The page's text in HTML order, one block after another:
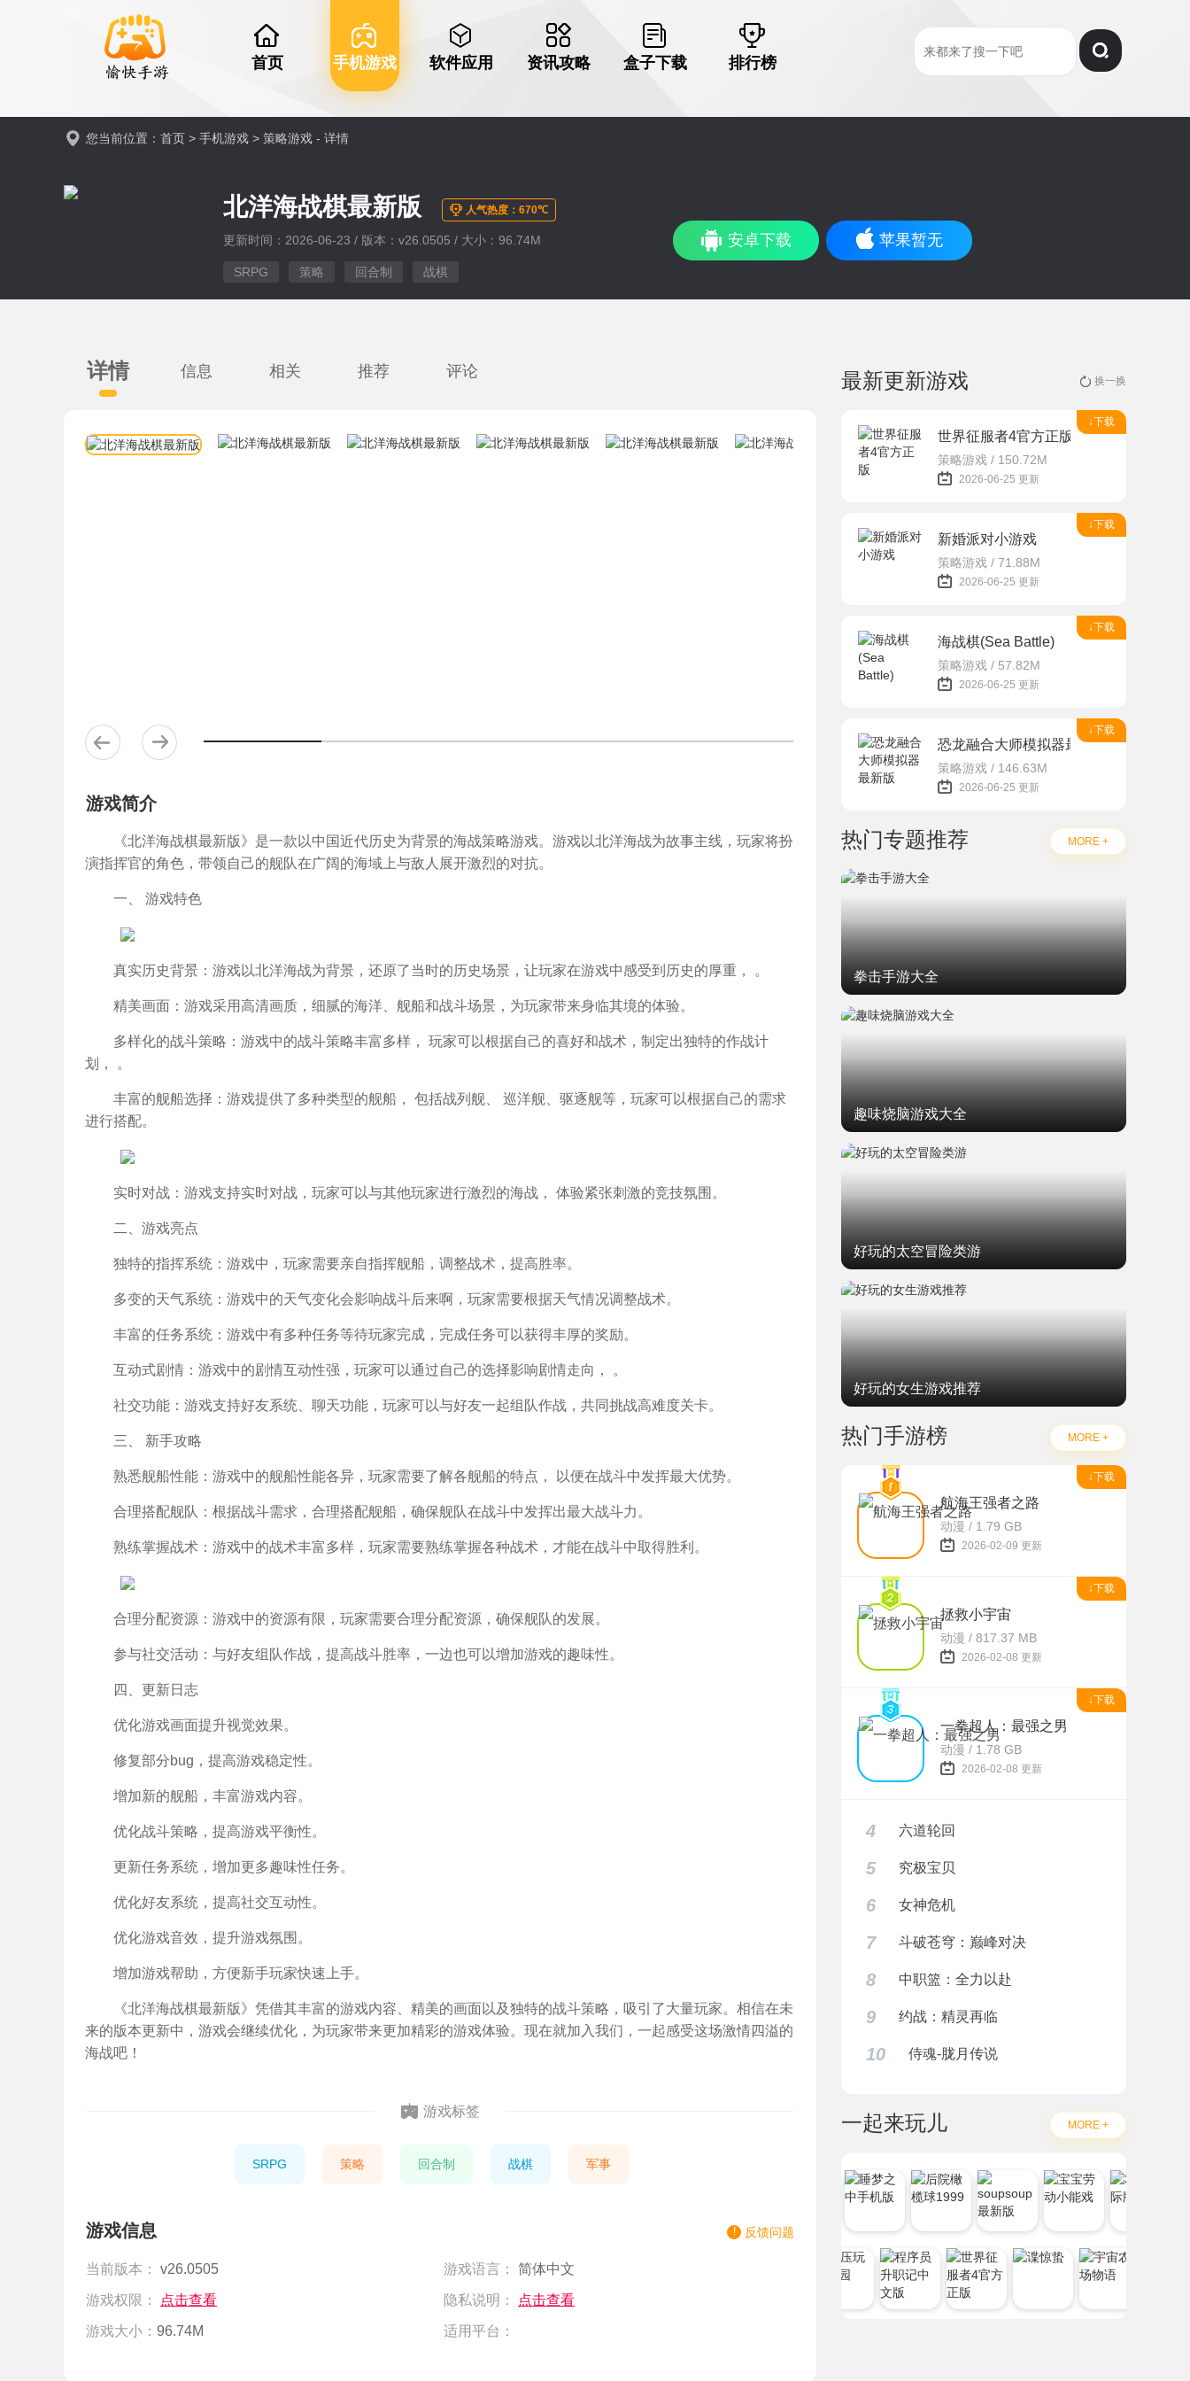
首页 手机游戏 软件应用 资讯攻略 盒子下载 排行榜
您当前位置： 首页 > 手机游戏 > 策略游戏 - 详情
北洋海战棋最新版 人气热度：670℃
更新时间：2026-06-23 / 版本：v26.0505 / 大小：96.74M
SRPG 策略 回合制 战棋
安卓下载 苹果暂无
详情 信息 相关 推荐 评论
游戏简介
《北洋海战棋最新版》是一款以中国近代历史为背景的海战策略游戏。游戏以北洋海战为故事主线，玩家将扮
演指挥官的角色，带领自己的舰队在广阔的海域上与敌人展开激烈的对抗。
一、 游戏特色
真实历史背景：游戏以北洋海战为背景，还原了当时的历史场景，让玩家在游戏中感受到历史的厚重， 。
精美画面：游戏采用高清画质，细腻的海洋、舰船和战斗场景，为玩家带来身临其境的体验。
多样化的战斗策略：游戏中的战斗策略丰富多样， 玩家可以根据自己的喜好和战术，制定出独特的作战计
划， 。
丰富的舰船选择：游戏提供了多种类型的舰船， 包括战列舰、 巡洋舰、驱逐舰等，玩家可以根据自己的需求
进行搭配。
实时对战：游戏支持实时对战，玩家可以与其他玩家进行激烈的海战， 体验紧张刺激的竞技氛围。
二、游戏亮点
独特的指挥系统：游戏中，玩家需要亲自指挥舰船，调整战术，提高胜率。
多变的天气系统：游戏中的天气变化会影响战斗后来啊，玩家需要根据天气情况调整战术。
丰富的任务系统：游戏中有多种任务等待玩家完成，完成任务可以获得丰厚的奖励。
互动式剧情：游戏中的剧情互动性强，玩家可以通过自己的选择影响剧情走向， 。
社交功能：游戏支持好友系统、聊天功能，玩家可以与好友一起组队作战，共同挑战高难度关卡。
三、 新手攻略
熟悉舰船性能：游戏中的舰船性能各异，玩家需要了解各舰船的特点， 以便在战斗中发挥最大优势。
合理搭配舰队：根据战斗需求，合理搭配舰船，确保舰队在战斗中发挥出最大战斗力。
熟练掌握战术：游戏中的战术丰富多样，玩家需要熟练掌握各种战术，才能在战斗中取得胜利。
合理分配资源：游戏中的资源有限，玩家需要合理分配资源，确保舰队的发展。
参与社交活动：与好友组队作战，提高战斗胜率，一边也可以增加游戏的趣味性。
四、更新日志
优化游戏画面提升视觉效果。
修复部分bug，提高游戏稳定性。
增加新的舰船，丰富游戏内容。
优化战斗策略，提高游戏平衡性。
更新任务系统，增加更多趣味性任务。
优化好友系统，提高社交互动性。
优化游戏音效，提升游戏氛围。
增加游戏帮助，方便新手玩家快速上手。
《北洋海战棋最新版》凭借其丰富的游戏内容、精美的画面以及独特的战斗策略，吸引了大量玩家。相信在未
来的版本更新中，游戏会继续优化，为玩家带来更加精彩的游戏体验。现在就加入我们，一起感受这场激情四溢的
海战吧！
游戏标签
SRPG 策略 回合制 战棋 军事
游戏信息 反馈问题
当前版本： v26.0505 游戏语言： 简体中文
游戏权限： 点击查看 隐私说明： 点击查看
游戏大小： 96.74M 适用平台：
最新更新游戏 换一换
↓下载
世界征服者4官方正版
策略游戏 / 150.72M
2026-06-25 更新
↓下载
新婚派对小游戏
策略游戏 / 71.88M
2026-06-25 更新
↓下载
海战棋(Sea Battle)
策略游戏 / 57.82M
2026-06-25 更新
↓下载
恐龙融合大师模拟器最新版
策略游戏 / 146.63M
2026-06-25 更新
热门专题推荐 MORE +
拳击手游大全
趣味烧脑游戏大全
好玩的太空冒险类游
好玩的女生游戏推荐
热门手游榜 MORE +
↓下载
航海王强者之路
动漫 / 1.79 GB
2026-02-09 更新
↓下载
拯救小宇宙
动漫 / 817.37 MB
2026-02-08 更新
↓下载
一拳超人：最强之男
动漫 / 1.78 GB
2026-02-08 更新
4 六道轮回
5 究极宝贝
6 女神危机
7 斗破苍穹：巅峰对决
8 中职篮：全力以赴
9 约战：精灵再临
10 侍魂-胧月传说
一起来玩儿 MORE +